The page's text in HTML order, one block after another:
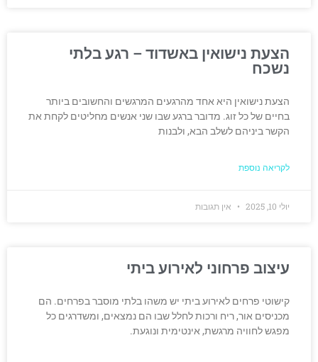
הצעת נישואין באשדוד – רגע בלתי
נשכח
הצעת נישואין היא אחד מהרגעים המרגשים והחשובים ביותר
בחיים של כל זוג. מדובר ברגע שבו שני אנשים מחליטים לקחת את
הקשר ביניהם לשלב הבא, ולבנות
לקריאה נוספת
יולי 10, 2025 אין תגובות
עיצוב פרחוני לאירוע ביתי
קישוטי פרחים לאירוע ביתי יש משהו בלתי מוסבר בפרחים. הם
מכניסים אור, ריח ורכות לחלל שבו הם נמצאים, ומשדרגים כל
מפגש לחוויה מרגשת, אינטימית ונוגעת.